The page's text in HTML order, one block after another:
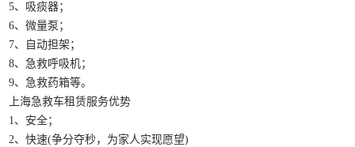
5、吸痰器；
6、微量泵；
7、自动担架；
8、急救呼吸机；
9、急救药箱等。
上海急救车租赁服务优势
1、安全；
2、快速(争分夺秒，为家人实现愿望)